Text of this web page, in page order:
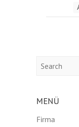
MENÜ
Firma